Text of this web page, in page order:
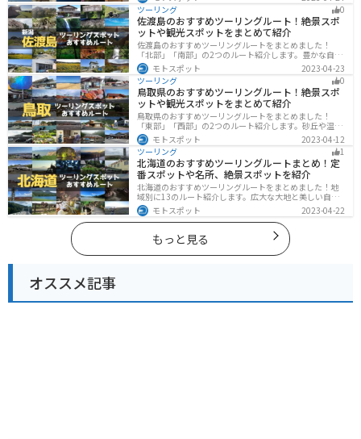
多数あります。バイクで淡路島にツーリングに行く際は
参考にしてください。
ツーリング
0
佐渡島のおすすめツーリングルート！絶景スポ
ットや観光スポットをまとめて紹介
佐渡島のおすすめツーリングルートをまとめました！
「北部」「南部」の2つのルート紹介します。豊かな自然
と歴史的なスポット、トキなどの貴重な動物を見られる
スポットが多数あります。バイクで佐渡島にツーリング
に行く際は参考にしてください。
モトスポット
2023-04-23
ツーリング
0
鳥取県のおすすめツーリングルート！絶景スポ
ットや観光スポットをまとめて紹介
鳥取県のおすすめツーリングルートをまとめました！
「東部」「西部」の2つのルート紹介します。砂丘や温泉
地、歴史ある城跡など魅力溢れるスポットが多数あるの
で楽しめます。バイクで鳥取県にツーリングに行く際は
参考にしてください。
モトスポット
2023-04-12
ツーリング
1
北海道のおすすめツーリングルートまとめ！定
番スポットや名所、絶景スポットを紹介
北海道のおすすめツーリングルートをまとめました！地
域別に13のルート紹介します。広大な大地と美しい自然
が広がり、四季折々の魅力を楽しめる観光スポットが数
多くあります。バイクで北海道にツーリングに行く際は
参考にしてください。
モトスポット 2023-04-22
もっと見る
オススメ記事